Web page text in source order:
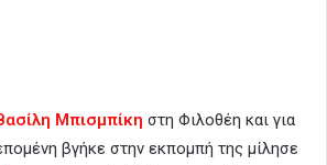
Μπισμπίκη στη Φιλοθέη και για
βγήκε στην εκπομπή της μίλησε